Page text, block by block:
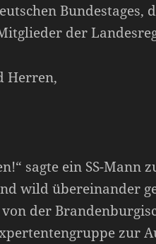
Bundestages,
der
Herren,
sagte ein SS-Mann
wild übereinander
der
zur